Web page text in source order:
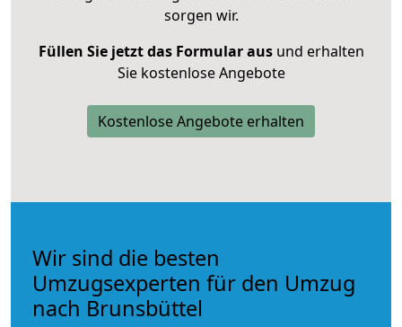
sorgen wir.
Füllen Sie jetzt das Formular ausund erhalten
Sie kostenlose Angebote
Kostenlose Angebote erhalten
Wir sind die besten
Umzugsexperten für den Umzug
nach Brunsbüttel